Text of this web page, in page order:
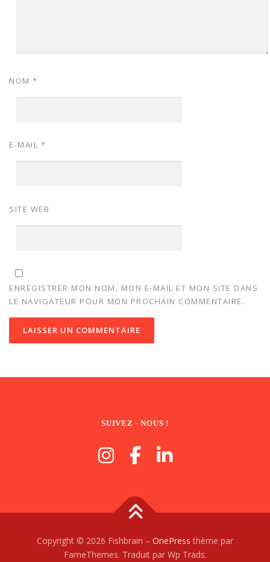
NOM *
E-MAIL *
SITE WEB
ENREGISTRER MON NOM, MON E-MAIL ET MON SITE DANS
LE NAVIGATEUR POUR MON PROCHAIN COMMENTAIRE.
SUIVEZ - NOUS !
Copyright © 2026 Fishbrain – OnePress thème par
FameThemes. Traduit par Wp Trads.